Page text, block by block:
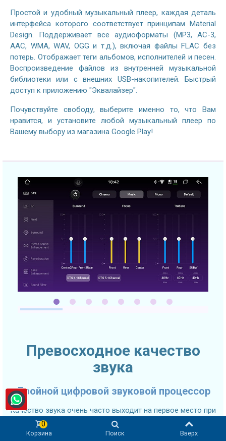
Простой и удобный музыкальный плеер, каждая деталь
интерфейса которого соответствует принципам Material
Design. Поддерживает все аудиоформаты (MP3, AC-3,
AAC, WMA, WAV, OGG и т.д.), включая файлы FLAC без
потерь. Отображает теги альбомов, исполнителей и песен.
Воспроизведение файлов из внутренней музыкальной
библиотеки или с внешних USB-накопителей. Быстрый
доступ к приложению "Эквалайзер".
Почувствуйте свободу, выберите именно то, что Вам
нравится, и установите любой музыкальный плеер по
Вашему выбору из магазина Google Play!
Превосходное качество
звука
Двойной цифровой звуковой процессор
Качество звука очень часто выходит на первое место при
выборе автомобильного головного устройства. SMARTY
Trend 2K Ultra-Premium головное устройство оснащено
Корзина
0
Поиск Вверх